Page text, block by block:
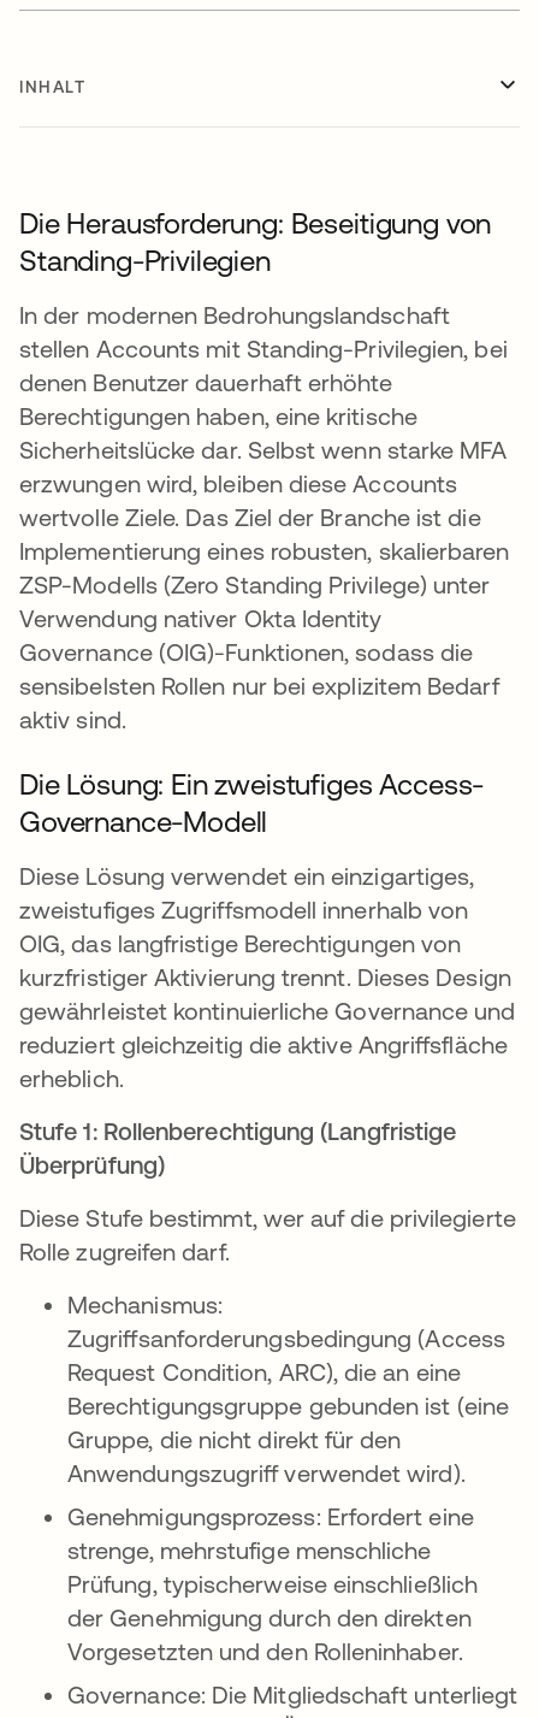
INHALT
Die Herausforderung: Beseitigung von
Standing-Privilegien
In der modernen Bedrohungslandschaft
stellen Accounts mit Standing-Privilegien, bei
denen Benutzer dauerhaft erhöhte
Berechtigungen haben, eine kritische
Sicherheitslücke dar. Selbst wenn starke MFA
erzwungen wird, bleiben diese Accounts
wertvolle Ziele. Das Ziel der Branche ist die
Implementierung eines robusten, skalierbaren
ZSP-Modells (Zero Standing Privilege) unter
Verwendung nativer Okta Identity
Governance (OIG)-Funktionen, sodass die
sensibelsten Rollen nur bei explizitem Bedarf
aktiv sind.
Die Lösung: Ein zweistufiges Access-
Governance-Modell
Diese Lösung verwendet ein einzigartiges,
zweistufiges Zugriffsmodell innerhalb von
OIG, das langfristige Berechtigungen von
kurzfristiger Aktivierung trennt. Dieses Design
gewährleistet kontinuierliche Governance und
reduziert gleichzeitig die aktive Angriffsfläche
erheblich.
Stufe 1: Rollenberechtigung (Langfristige
Überprüfung)
Diese Stufe bestimmt, wer auf die privilegierte
Rolle zugreifen darf.
Mechanismus:
Zugriffsanforderungsbedingung (Access
Request Condition, ARC), die an eine
Berechtigungsgruppe gebunden ist (eine
Gruppe, die nicht direkt für den
Anwendungszugriff verwendet wird).
Genehmigungsprozess: Erfordert eine
strenge, mehrstufige menschliche
Prüfung, typischerweise einschließlich
der Genehmigung durch den direkten
Vorgesetzten und den Rolleninhaber.
Governance: Die Mitgliedschaft unterliegt